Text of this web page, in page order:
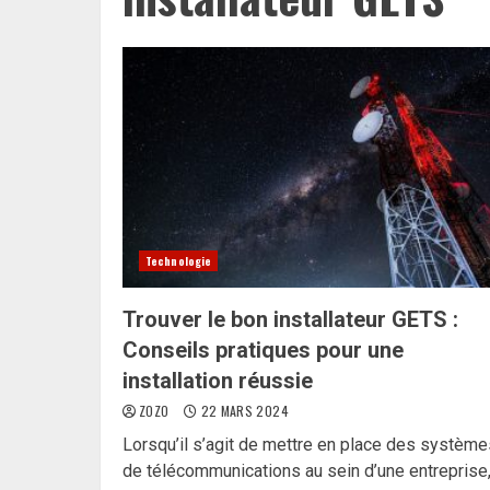
Technologie
Trouver le bon installateur GETS :
Conseils pratiques pour une
installation réussie
ZOZO 22 MARS 2024
Lorsqu’il s’agit de mettre en place des
de télécommunications au sein d’une entreprise,